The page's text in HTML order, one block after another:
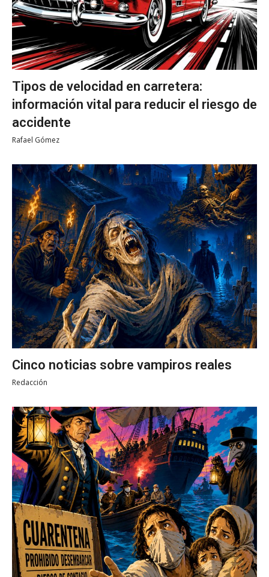
Tipos de velocidad en carretera:
información vital para reducir el riesgo de
accidente
Rafael Gómez
Cinco noticias sobre vampiros reales
Redacción